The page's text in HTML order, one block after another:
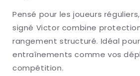
Pensé pour les joueurs réguliers,
signé Victor combine
rangement structuré. Idéal
entraînements comme vos
compétition.